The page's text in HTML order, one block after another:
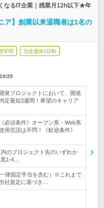
なるIT企業｜残業月12h以下★年
ア】創業以来退職者は1名の
不問 完全週休2日制
29
発プロジェクトにおいて、開発
定最短2週間！希望のキャリア
須条件》オープン系・Web系
言語は不問！《歓迎条件》
のプロジェクト先のいずれか
1-4…
律固定手当を含む）※これまで
社規定に基づき…